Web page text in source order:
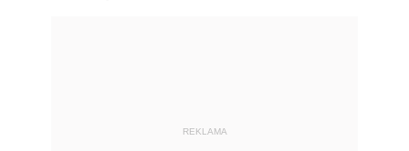
REKLAMA